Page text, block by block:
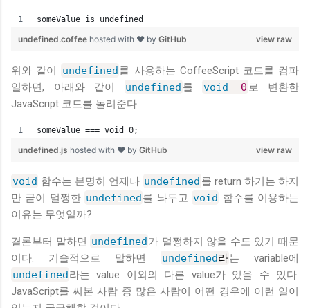
someValue is undefined
view raw
undefined.coffee hosted with ❤ by GitHub
위와 같이 undefined를 사용하는 CoffeeScript 코드를 컴파
일하면, 아래와 같이
undefined 를 void 0 로 변환한
JavaScript 코드를 돌려준다.
someValue === void 0;
view raw
undefined.js hosted with ❤ by GitHub
void 함수는 분명히 언제나 undefined 를 return 하기는 하지
만 굳이 멀쩡한 undefined를 놔두고 void 함수를 이용하는
이유는 무엇일까?
결론부터 말하면 undefined가 멀쩡하지 않을 수도 있기 때문
이다. 기술적으로 말하면
undefined라는 variable에
undefined라는 value 이외의 다른 value가 있을 수 있다.
JavaScript를 써본 사람 중 많은 사람이 어떤 경우에 이런 일이